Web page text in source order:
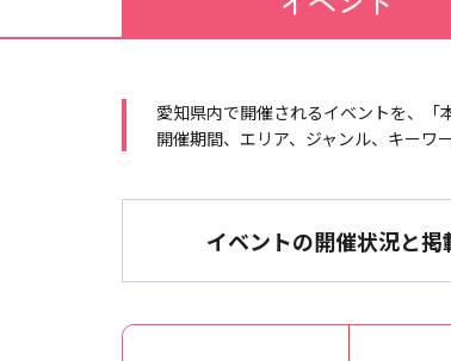
愛知県内で開催されるイベントを、「
開催期間、エリア、ジャンル、キーワ
イベントの開催状況と